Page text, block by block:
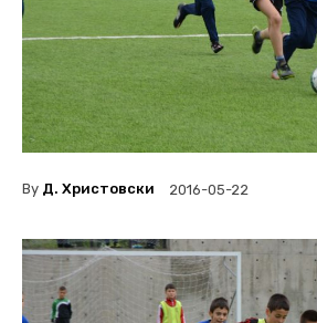
By Д. Христовски 2016-05-22